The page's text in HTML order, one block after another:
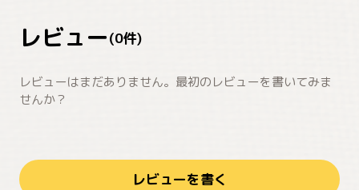
レビュー(0件)
レビューはまだありません。最初のレビューを書いてみま
せんか？
レビューを書く